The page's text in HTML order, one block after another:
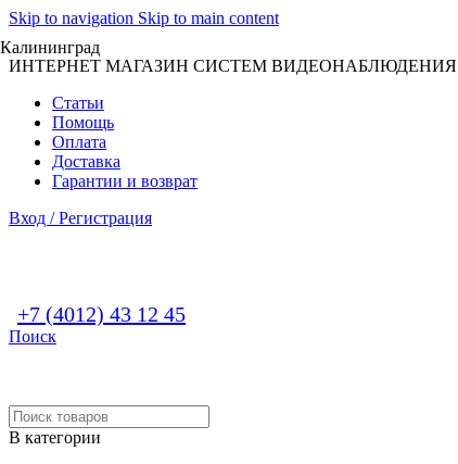
Skip to navigation Skip to main content
Калининград
ИНТЕРНЕТ МАГАЗИН СИСТЕМ ВИДЕОНАБЛЮДЕНИЯ
Статьи
Помощь
Оплата
Доставка
Гарантии и возврат
Вход / Регистрация
+7 (4012) 43 12 45
Поиск
В категории